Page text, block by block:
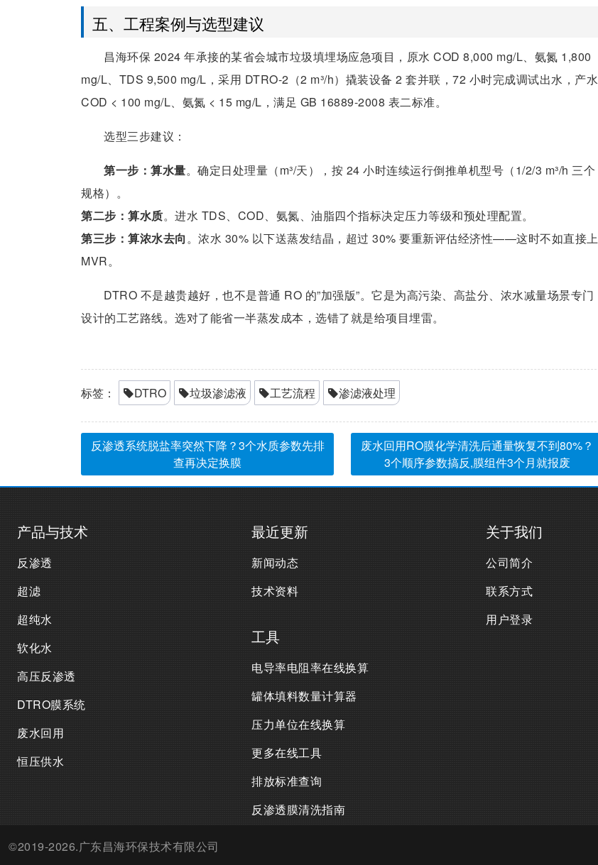
五、工程案例与选型建议
昌海环保 2024 年承接的某省会城市垃圾填埋场应急项目，原水 COD 8,000 mg/L、氨氮 1,800
mg/L、TDS 9,500 mg/L，采用 DTRO-2（2 m³/h）撬装设备 2 套并联，72 小时完成调试出水，产水
COD < 100 mg/L、氨氮 < 15 mg/L，满足 GB 16889-2008 表二标准。
选型三步建议：
第一步：算水量。确定日处理量（m³/天），按 24 小时连续运行倒推单机型号（1/2/3 m³/h 三个
规格）。
第二步：算水质。进水 TDS、COD、氨氮、油脂四个指标决定压力等级和预处理配置。
第三步：算浓水去向。浓水 30% 以下送蒸发结晶，超过 30% 要重新评估经济性——这时不如直接上
MVR。
DTRO 不是越贵越好，也不是普通 RO 的”加强版”。它是为高污染、高盐分、浓水减量场景专门
设计的工艺路线。选对了能省一半蒸发成本，选错了就是给项目埋雷。
标签： DTRO 垃圾渗滤液 工艺流程 渗滤液处理
反渗透系统脱盐率突然下降？3个水质参数先排
查再决定换膜
废水回用RO膜化学清洗后通量恢复不到80%？
3个顺序参数搞反,膜组件3个月就报废
产品与技术
反渗透
超滤
超纯水
软化水
高压反渗透
DTRO膜系统
废水回用
恒压供水
最近更新
新闻动态
技术资料
工具
电导率电阻率在线换算
罐体填料数量计算器
压力单位在线换算
更多在线工具
排放标准查询
反渗透膜清洗指南
关于我们
公司简介
联系方式
用户登录
©2019-2026.广东昌海环保技术有限公司